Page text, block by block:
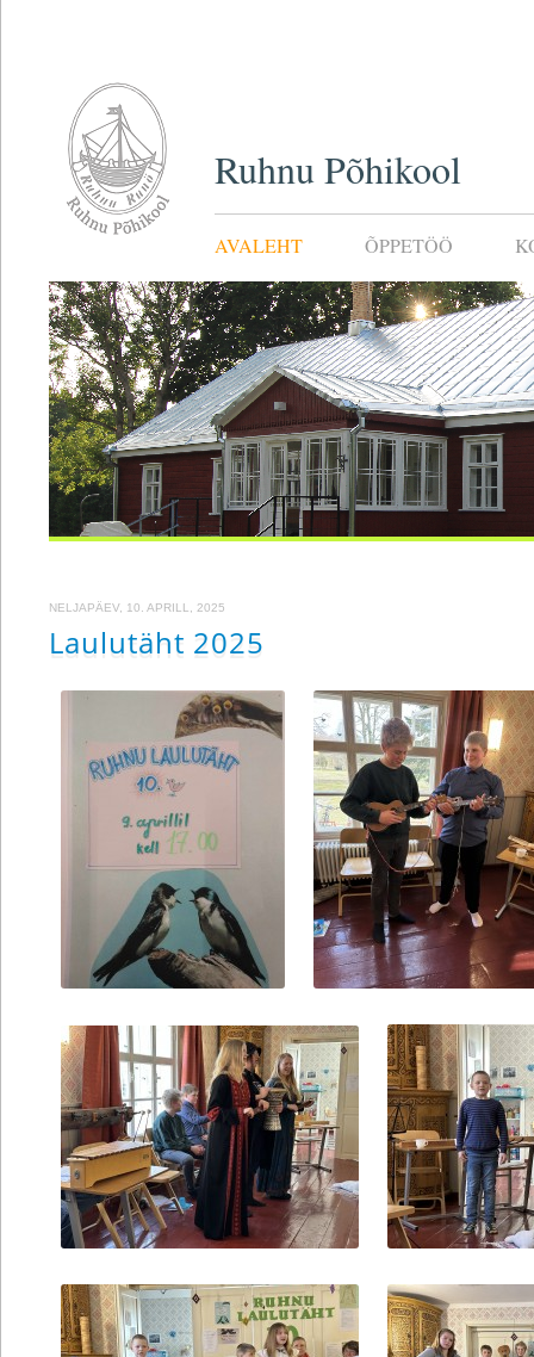
Ruhnu Põhikool
AVALEHT ÕPPETÖÖ
NELJAPÄEV, 10. APRILL, 2025
Laulutäht 2025